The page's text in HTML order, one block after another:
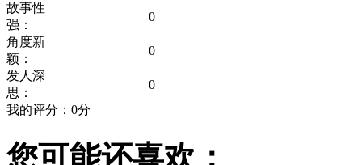
故事性
强：
0
角度新
颖：
0
发人深
思：
0
我的评分： 0分
您可能还喜欢：